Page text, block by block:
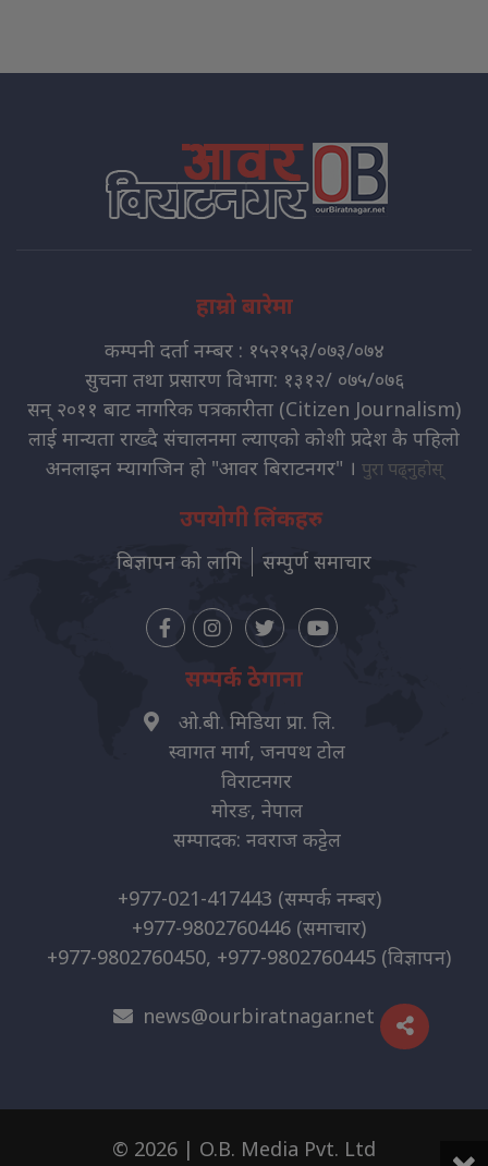
हाम्रो बारेमा
कम्पनी दर्ता नम्बर : १५२१५३/०७३/०७४
सुचना तथा प्रसारण विभाग: १३१२/ ०७५/०७६
सन् २०११ बाट नागरिक पत्रकारीता (Citizen Journalism)
लाई मान्यता राख्दै संचालनमा ल्याएको कोशी प्रदेश कै पहिलो
अनलाइन म्यागजिन हो "आवर बिराटनगर" । पुरा पढ्नुहोस्
उपयोगी लिंकहरु
बिज्ञापन को लागि सम्पुर्ण समाचार
सम्पर्क ठेगाना
ओ.बी. मिडिया प्रा. लि.
स्वागत मार्ग, जनपथ टोल
विराटनगर
मोरङ, नेपाल
सम्पादक: नवराज कट्टेल
+977-021-417443 (सम्पर्क नम्बर)
+977-9802760446 (समाचार)
+977-9802760450, +977-9802760445 (विज्ञापन)
news@ourbiratnagar.net
© 2026 | O.B. Media Pvt. Ltd